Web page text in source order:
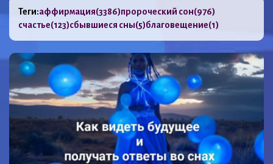
Теги:аффирмация(3386)пророческий сон(976)
счастье(123)сбывшиеся сны(5)благовещение(1)